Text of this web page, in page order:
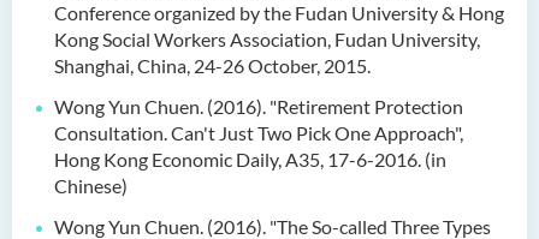
Conference organized by the Fudan University & Hong
Kong Social Workers Association, Fudan University,
Shanghai, China, 24-26 October, 2015.
Wong Yun Chuen. (2016). "Retirement Protection
Consultation. Can't Just Two Pick OneApproach",
Hong Kong Economic Daily, A35, 17-6-2016. (in
Chinese)
Wong Yun Chuen. (2016). "The So-called Three Types